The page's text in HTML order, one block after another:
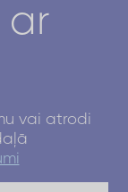
ar
vai atrodi